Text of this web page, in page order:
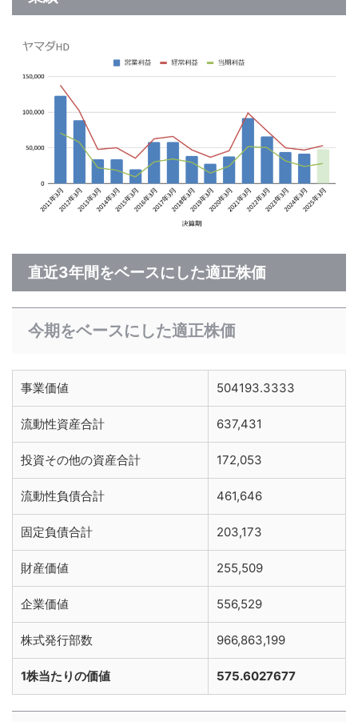
直近3年間をベースにした適正株価
今期をベースにした適正株価
事業価値 504193.3333
流動性資産合計 637,431
投資その他の資産合計 172,053
流動性負債合計 461,646
固定負債合計 203,173
財産価値 255,509
企業価値 556,529
株式発行部数 966,863,199
1株当たりの価値 575.6027677